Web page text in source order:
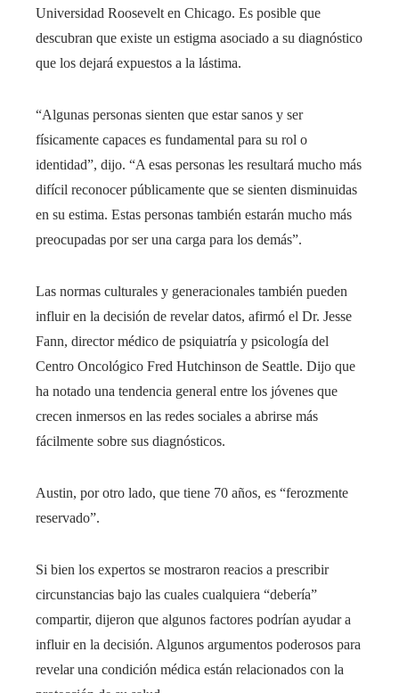
Universidad Roosevelt en Chicago. Es posible que
descubran que existe un estigma asociado a su diagnóstico
que los dejará expuestos a la lástima.
“Algunas personas sienten que estar sanos y ser
físicamente capaces es fundamental para su rol o
identidad”, dijo. “A esas personas les resultará mucho más
difícil reconocer públicamente que se sienten disminuidas
en su estima. Estas personas también estarán mucho más
preocupadas por ser una carga para los demás”.
Las normas culturales y generacionales también pueden
influir en la decisión de revelar datos, afirmó el Dr. Jesse
Fann, director médico de psiquiatría y psicología del
Centro Oncológico Fred Hutchinson de Seattle. Dijo que
ha notado una tendencia general entre los jóvenes que
crecen inmersos en las redes sociales a abrirse más
fácilmente sobre sus diagnósticos.
Austin, por otro lado, que tiene 70 años, es “ferozmente
reservado”.
Si bien los expertos se mostraron reacios a prescribir
circunstancias bajo las cuales cualquiera “debería”
compartir, dijeron que algunos factores podrían ayudar a
influir en la decisión. Algunos argumentos poderosos para
revelar una condición médica están relacionados con la